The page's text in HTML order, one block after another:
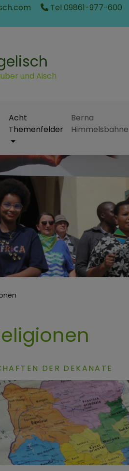
Tel 09861-977-600
und Aisch
Acht
Themenfelder
Berna
DER DEKANATE